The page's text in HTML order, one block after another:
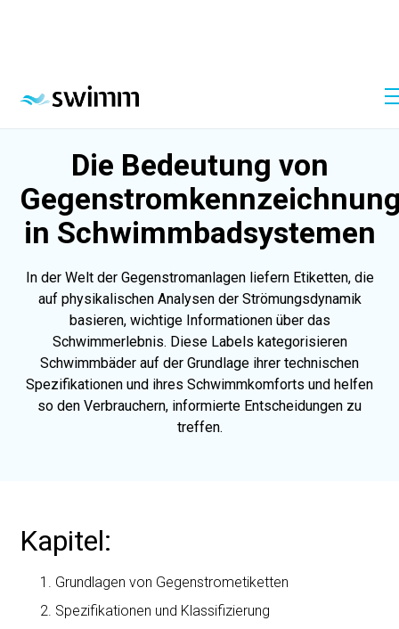
Die Bedeutung von
in Schwimmbadsystemen
In der Welt der Gegenstromanlagen liefern Etiketten, die
auf physikalischen Analysen der Strömungsdynamik
basieren, wichtige Informationen über das
Schwimmerlebnis. Diese Labels kategorisieren
Schwimmbäder auf der Grundlage ihrer technischen
Spezifikationen und ihres Schwimmkomforts und helfen
so den Verbrauchern, informierte Entscheidungen zu
treffen.
Kapitel:
Grundlagen von Gegenstrometiketten
Spezifikationen und Klassifizierung